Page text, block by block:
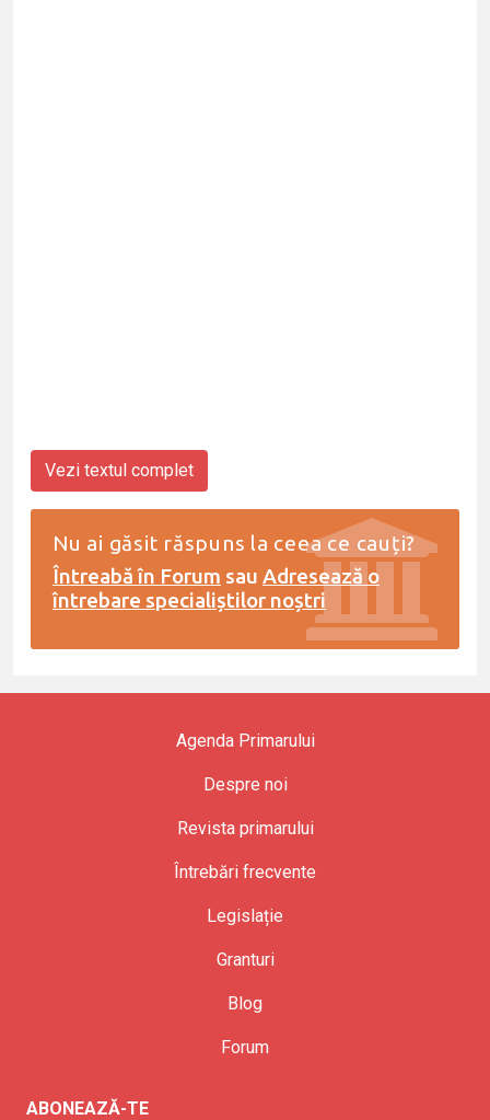
Vezi textul complet
Nu ai găsit răspuns la ceea ce cauți?
Întreabă în Forum sau Adresează o
întrebare specialiștilor noștri
Agenda Primarului
Despre noi
Revista primarului
Întrebări frecvente
Legislație
Granturi
Blog
Forum
ABONEAZĂ-TE